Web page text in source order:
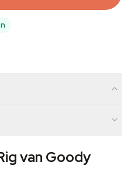
van Goody